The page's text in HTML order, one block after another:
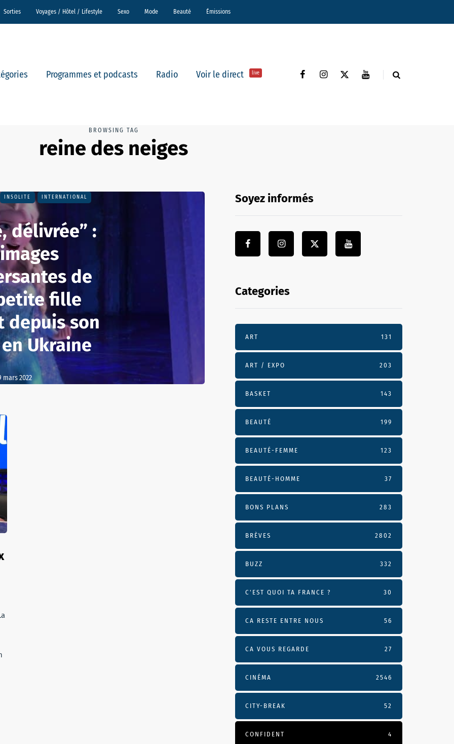
Sorties Voyages / Hôtel / Lifestyle Sexo Mode Beauté Émissions
Programmes et podcasts Radio Voir le direct live
BROWSING TAG
reine des neiges
INSOLITE INTERNATIONAL
délivrée” :
de
fille
depuis son
Ukraine
mars 2022
Soyez informés
Categories
ART 131
ART / EXPO 203
BASKET 143
BEAUTÉ 199
BEAUTÉ-FEMME 123
BEAUTÉ-HOMME 37
BONS PLANS 283
BRÈVES 2802
BUZZ 332
C'EST QUOI TA FRANCE ? 30
CA RESTE ENTRE NOUS 56
CA VOUS REGARDE 27
CINÉMA 2546
CITY-BREAK 52
CONFIDENT 4